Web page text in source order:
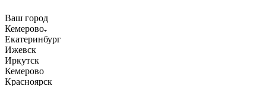
Ваш город
Кемерово
Екатеринбург
Ижевск
Иркутск
Кемерово
Красноярск